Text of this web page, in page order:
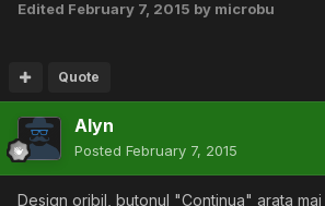
Edited February 7, 2015 by microbu
Quote
Alyn
Posted February 7, 2015
Design oribil, butonul "Continua" arata